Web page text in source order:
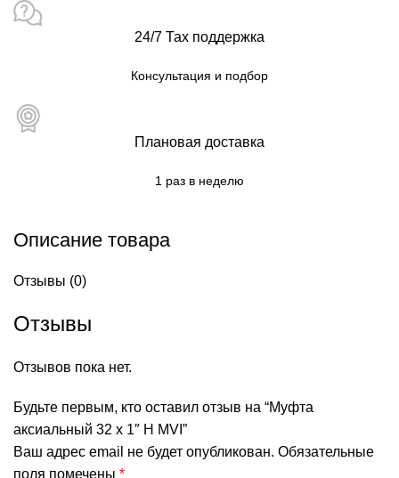
24/7 Тах поддержка
Консультация и подбор
Плановая доставка
1 раз в неделю
Описание товара
Отзывы (0)
Отзывы
Отзывов пока нет.
Будьте первым, кто оставил отзыв на “Муфта
аксиальный 32 х 1″ Н MVI”
Ваш адрес email не будет опубликован. Обязательные
поля помечены *